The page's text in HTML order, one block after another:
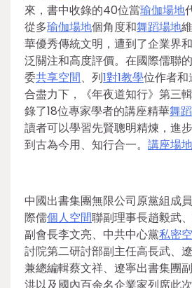
來，書中收錄的40位當瑜伽場地
從多瑜伽場地個角度和舞蹈場地
華優秀傳統文明，遭到了企業界
泛關注和高度評價。在國際儒聯
委共享空間、列1對1教學位作者
合盡力下，《年夜道知行》第三
錄了18位專家學者的講座精華舞
讀者可以學習先賢聰明精煉，進
到古為今用、知行合一。 講座場地
中國出書集團無限公司原黨組成
際儒個人空間聯副理事長趙毅武
副會長李文亮、中共中心黨私密
討院第二研討部副主任高長武、
兼總編輯蔡文祥、遼寧出書集團